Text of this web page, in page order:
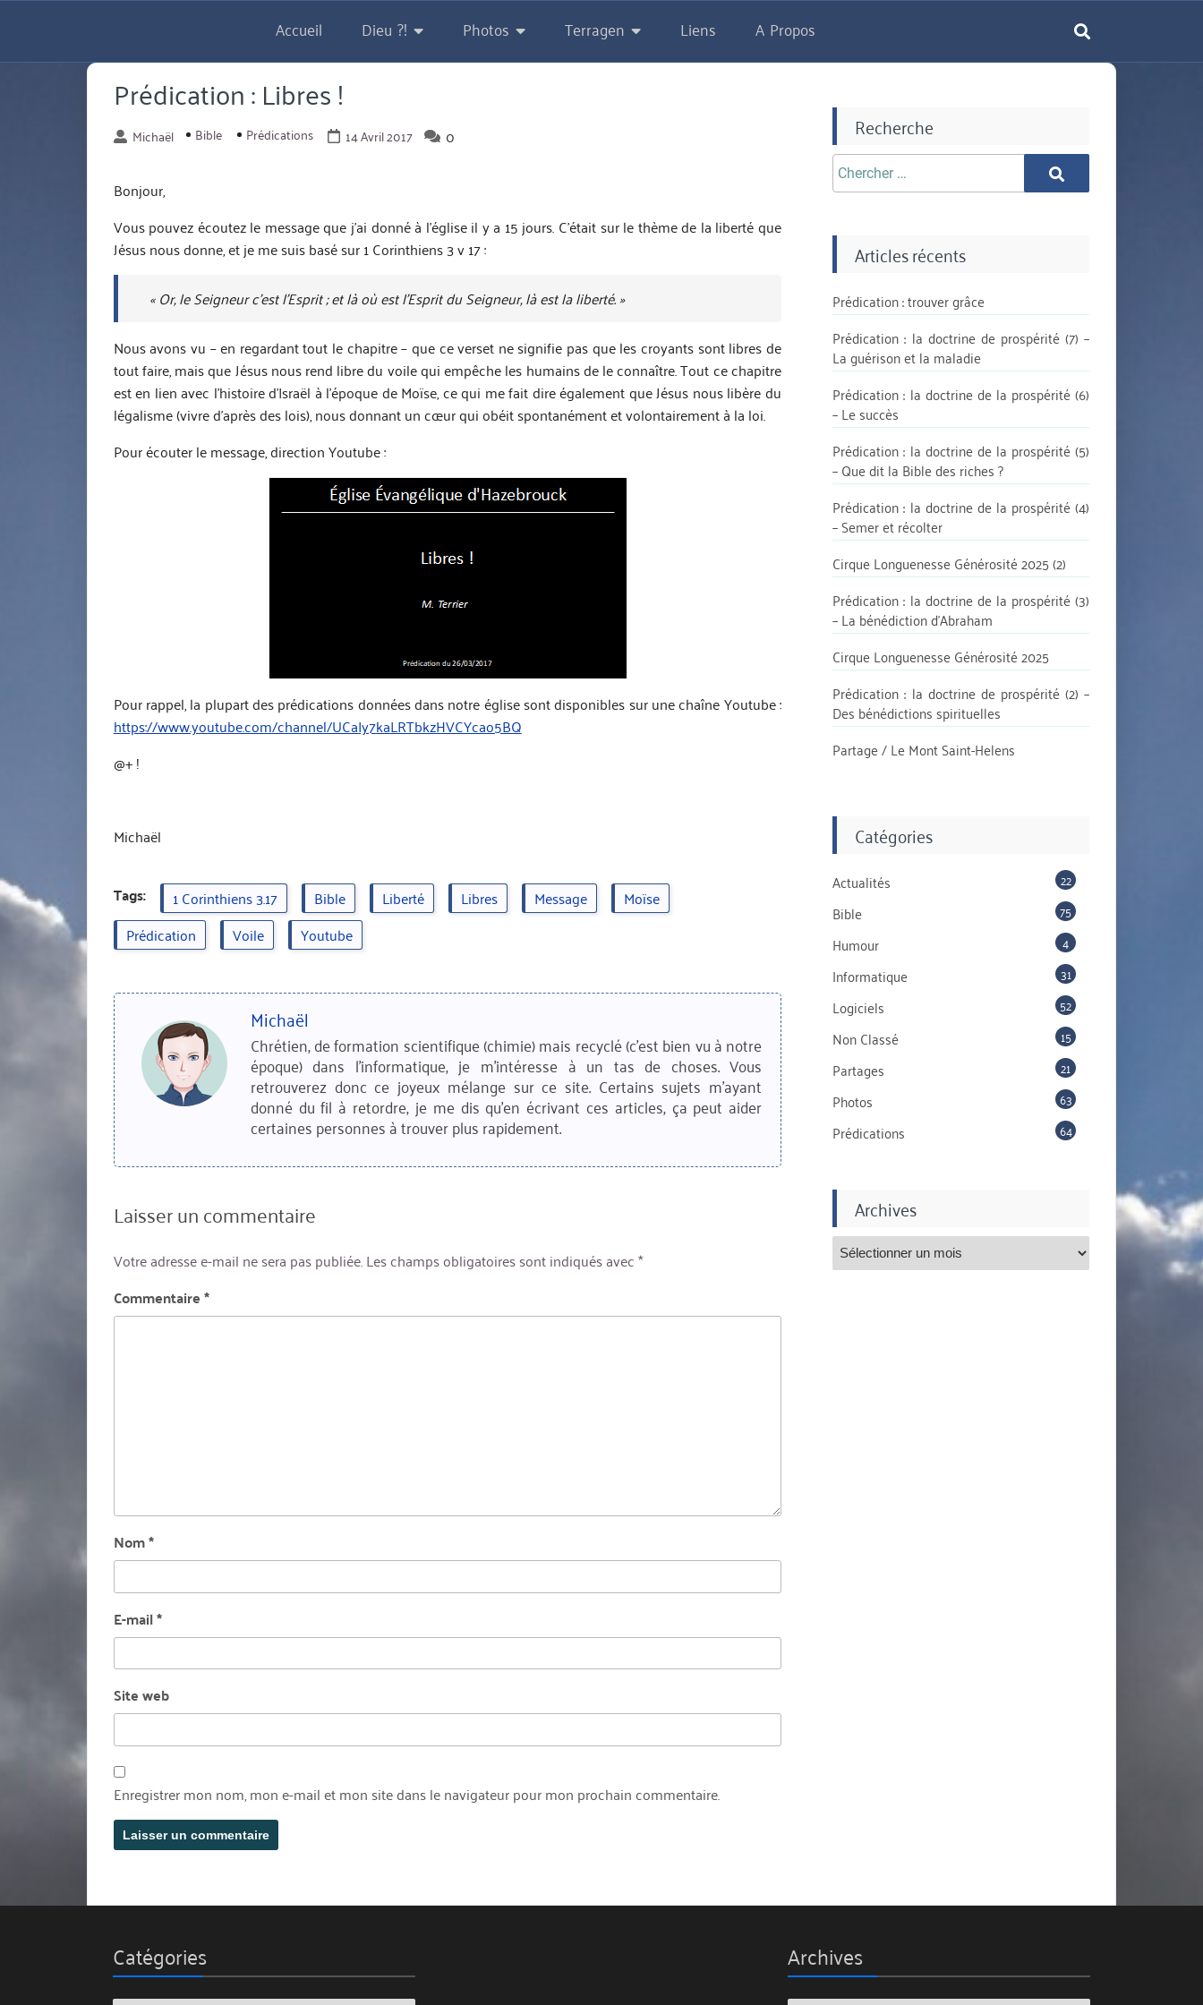
au
Accueil Dieu ?! Photos Terragen Liens A Propos
Prédication : Libres !
Michaël Bible Prédications 14 Avril 2017 0
Bonjour,
Vous pouvez écoutez le message que j’ai donné à l’église il y a 15 jours. C’était sur le thème de la liberté que
Jésus nous donne, et je me suis basé sur 1 Corinthiens 3 v 17 :
« Or, le Seigneur c’est l’Esprit ; et là où est l’Esprit du Seigneur, là est la liberté. »
Nous avons vu – en regardant tout le chapitre – que ce verset ne signifie pas que les croyants sont libres de
tout faire, mais que Jésus nous rend libre du voile qui empêche les humains de le connaître. Tout ce chapitre
est en lien avec l’histoire d’Israël à l’époque de Moïse, ce qui me fait dire également que Jésus nous libère du
légalisme (vivre d’après des lois), nous donnant un cœur qui obéit spontanément et volontairement à la loi.
Pour écouter le message, direction Youtube :
Pour rappel, la plupart des prédications données dans notre église sont disponibles sur une chaîne Youtube :
https://www.youtube.com/channel/UCaIy7kaLRTbkzHVCYcao5BQ
@+ !
Michaël
Tags: 1 Corinthiens 3.17 Bible Liberté Libres Message
Moïse
Prédication
Voile Youtube
Michaël
Chrétien, de formation scientifique (chimie) mais recyclé (c'est bien vu à notre
époque) dans l'informatique, je m'intéresse à un tas de choses. Vous
retrouverez donc ce joyeux mélange sur ce site. Certains sujets m'ayant
donné du fil à retordre, je me dis qu'en écrivant ces articles, ça peut aider
certaines personnes à trouver plus rapidement.
Laisser un commentaire
Votre adresse e-mail ne sera pas publiée.Les champs obligatoires sont indiqués avec*
Commentaire*
Nom*
E-mail*
Site web
Enregistrer mon nom, mon e-mail et mon site dans le navigateur pour mon prochain commentaire.
Recherche
Chercher
aprè:
Chercher
Articles récents
Prédication : trouver grâce
Prédication : la doctrine de prospérité (7) –
La guérison et la maladie
Prédication : la doctrine de la prospérité (6)
– Le succès
Prédication : la doctrine de la prospérité (5)
– Que dit la Bible des riches ?
Prédication : la doctrine de la prospérité (4)
– Semer et récolter
Cirque Longuenesse Générosité 2025 (2)
Prédication : la doctrine de la prospérité (3)
– La bénédiction d’Abraham
Cirque Longuenesse Générosité 2025
Prédication : la doctrine de prospérité (2) –
Des bénédictions spirituelles
Partage / Le Mont Saint-Helens
Catégories
Actualités 22
Bible 75
Humour 4
Informatique 31
Logiciels 52
Non Classé 15
Partages 21
Photos 63
Prédications 64
Archives
Catégories Archives